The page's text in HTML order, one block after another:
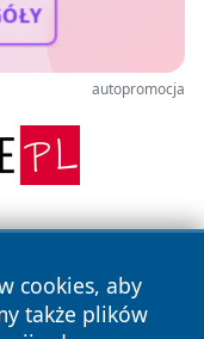
autopromocja
cookies, aby
także plików